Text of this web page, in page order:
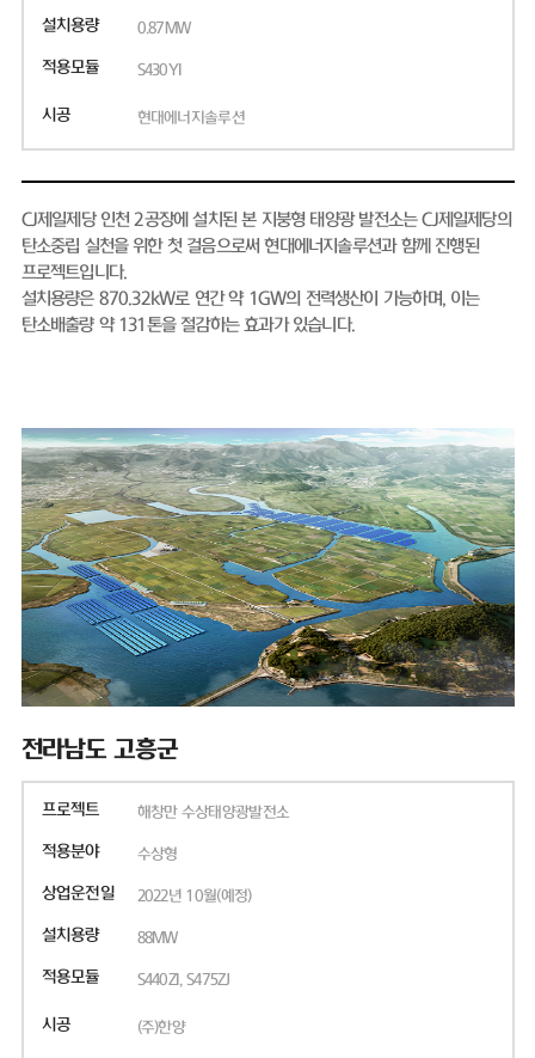
설치용량 0.87MW
적용모듈 S430YI
시공 현대에너지솔루션
CJ제일제당 인천 2공장에 설치된 본 지붕형 태양광 발전소는 CJ제일제당의
탄소중립 실천을 위한 첫 걸음으로써 현대에너지솔루션과 함께 진행된
프로젝트입니다.
설치용량은 870.32kW로 연간 약 1GW의 전력생산이 가능하며, 이는
탄소배출량 약 131톤을 절감하는 효과가 있습니다.
전라남도 고흥군
프로젝트 해창만 수상태양광발전소
적용분야 수상형
상업운전일 2022년 10월(예정)
설치용량 88MW
적용모듈 S440ZI, S475ZJ
시공 (주)한양